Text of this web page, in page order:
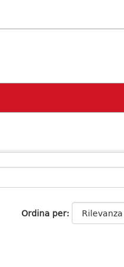
Ordina per